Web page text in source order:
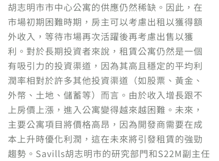
胡志明市市中心公寓的供應仍然稀缺。因此，在
市場初期困難時期，房主可以考慮出租以獲得額
外收入，等待市場再次活躍後再考慮出售以獲
利。對於長期投資者來說，租賃公寓仍然是一個
有吸引力的投資渠道，因為其高且穩定的平均利
潤率相對於許多其他投資渠道（如股票、黃金、
外幣、土地、儲蓄等）而言。由於收入增長跟不
上房價上漲，進入公寓變得越來越困難。未來，
主要公寓項目將價格高昂，因為開發商需要在成
本上升時優化利潤，這在未來將引發租賃的強勁
趨勢。Savills胡志明市的研究部門和S22M副主任